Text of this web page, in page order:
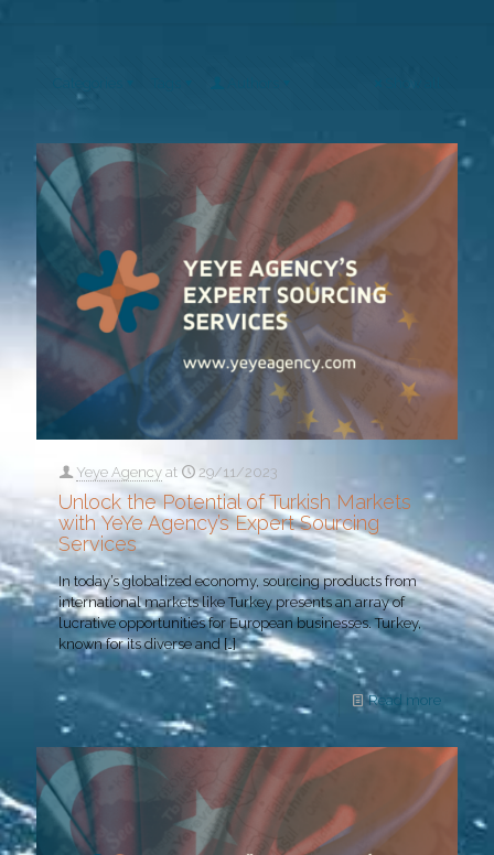
Yeye Agency at 29/11/2023
Unlock the Potential of Turkish Markets
with YeYe Agency’s Expert Sourcing
Services
In today’s globalized economy, sourcing products from
international markets like Turkey presents an array of
lucrative opportunities for European businesses. Turkey,
known for its diverse and […]
Read more